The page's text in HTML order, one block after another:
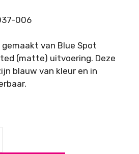
006
van Blue Spot
(matte) uitvoering. Deze
blauw van kleur en in